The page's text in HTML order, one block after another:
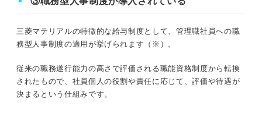
三菱マテリアルの特徴的な給与制度として、管理職社員への職
務型人事制度の適用が挙げられます（※）。
従来の職務遂行能力の高さで評価される職能資格制度から転換
されたもので、社員個人の役割や責任に応じて、評価や待遇が
決まるという仕組みです。